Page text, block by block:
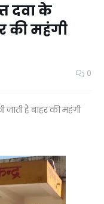
दवा के
की महंगी
0
है बाहर की महंगी